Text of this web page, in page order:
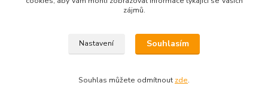
Všechna práva vyhrazena © 2004-2024 Rapid Autohifi
zájmů.
Nastavení Souhlasím
Souhlas můžete odmítnout zde.